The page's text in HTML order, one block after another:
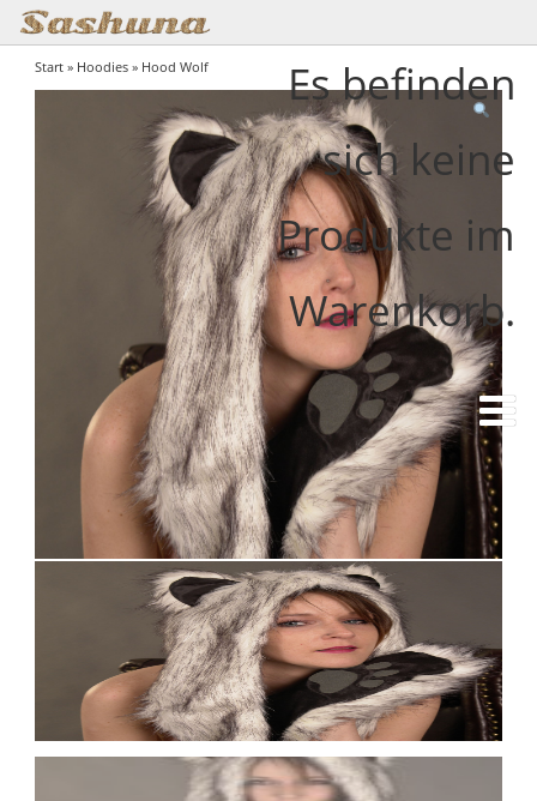
Es befinden
sich keine
Produkte im
Warenkorb.
Start » Hoodies » Hood Wolf